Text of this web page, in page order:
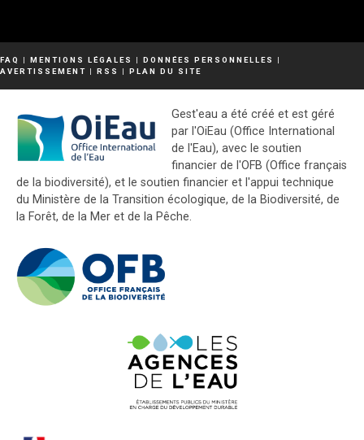
FAQ | MENTIONS LÉGALES | DONNÉES PERSONNELLES
|
AVERTISSEMENT | RSS | PLAN DU SITE
Gest'eau a été créé et est géré
par l'OiEau (Office International
de l'Eau), avec le soutien
financier de l'OFB (Office français
de la biodiversité), et le soutien financier et l'appui technique
du Ministère de la Transition écologique, de la Biodiversité, de
la Forêt, de la Mer et de la Pêche.